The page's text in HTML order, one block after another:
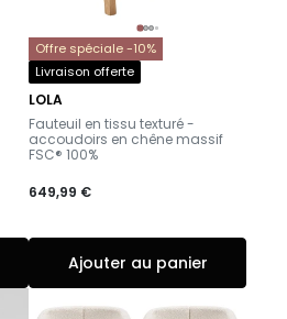
Offre spéciale -10%
Livraison offerte
LOLA
-
Fauteuil en tissu texturé -
accoudoirs en chêne massif
FSC® 100%
649,99 €
Ajouter au panier